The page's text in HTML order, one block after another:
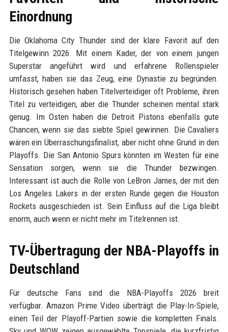
Einordnung
Die Oklahoma City Thunder sind der klare Favorit auf den
Titelgewinn 2026. Mit einem Kader, der von einem jungen
Superstar angeführt wird und erfahrene Rollenspieler
umfasst, haben sie das Zeug, eine Dynastie zu begründen.
Historisch gesehen haben Titelverteidiger oft Probleme, ihren
Titel zu verteidigen, aber die Thunder scheinen mental stark
genug. Im Osten haben die Detroit Pistons ebenfalls gute
Chancen, wenn sie das siebte Spiel gewinnen. Die Cavaliers
wären ein Überraschungsfinalist, aber nicht ohne Grund in den
Playoffs. Die San Antonio Spurs könnten im Westen für eine
Sensation sorgen, wenn sie die Thunder bezwingen.
Interessant ist auch die Rolle von LeBron James, der mit den
Los Angeles Lakers in der ersten Runde gegen die Houston
Rockets ausgeschieden ist. Sein Einfluss auf die Liga bleibt
enorm, auch wenn er nicht mehr im Titelrennen ist.
TV-Übertragung der NBA-Playoffs in
Deutschland
Für deutsche Fans sind die NBA-Playoffs 2026 breit
verfügbar. Amazon Prime Video überträgt die Play-In-Spiele,
einen Teil der Playoff-Partien sowie die kompletten Finals.